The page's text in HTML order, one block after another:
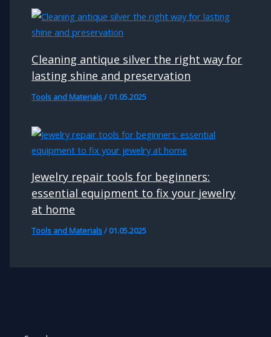
Cleaning antique silver the right way for
lasting shine and preservation
Tools and Materials/ 01.05.2025
Jewelry repair tools for beginners:
essential equipment to fix your jewelry
at home
Tools and Materials/ 01.05.2025